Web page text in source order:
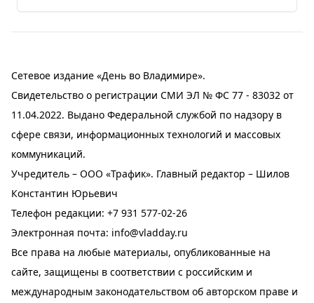
Сетевое издание «День во Владимире».
Свидетельство о регистрации СМИ ЭЛ № ФС 77 - 83032 от
11.04.2022. Выдано Федеральной службой по надзору в
сфере связи, информационных технологий и массовых
коммуникаций.
Учредитель – ООО «Трафик». Главный редактор – Шилов
Константин Юрьевич
Телефон редакции: +7 931 577-02-26
Электронная почта: info@vladday.ru
Все права на любые материалы, опубликованные на
сайте, защищены в соответствии с российским и
международным законодательством об авторском праве и